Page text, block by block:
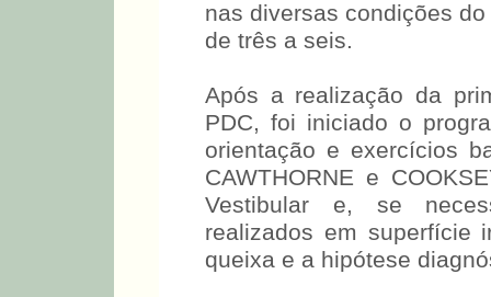
nas diversas condições
de três a seis.
Após a realização da
PDC, foi iniciado o
orientação e exercícios
CAWTHORNE e
Vestibular e, se
realizados em superfície
queixa e a hipótese